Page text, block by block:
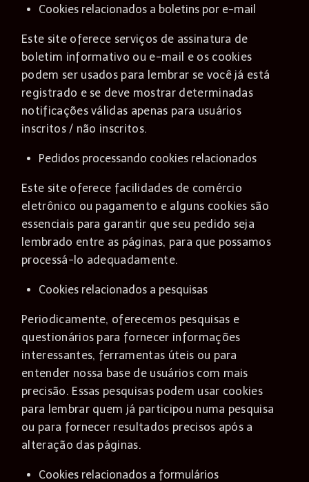
Cookies relacionados a boletins por e-mail
Este site oferece serviços de assinatura de
boletim informativo ou e-mail e os cookies
podem ser usados ​​para lembrar se você já está
registrado e se deve mostrar determinadas
notificações válidas apenas para usuários
inscritos / não inscritos.
Pedidos processando cookies relacionados
Este site oferece facilidades de comércio
eletrônico ou pagamento e alguns cookies são
essenciais para garantir que seu pedido seja
lembrado entre as páginas, para que possamos
processá-lo adequadamente.
Cookies relacionados a pesquisas
Periodicamente, oferecemos pesquisas e
questionários para fornecer informações
interessantes, ferramentas úteis ou para
entender nossa base de usuários com mais
precisão. Essas pesquisas podem usar cookies
para lembrar quem já participou numa pesquisa
ou para fornecer resultados precisos após a
alteração das páginas.
Cookies relacionados a formulários